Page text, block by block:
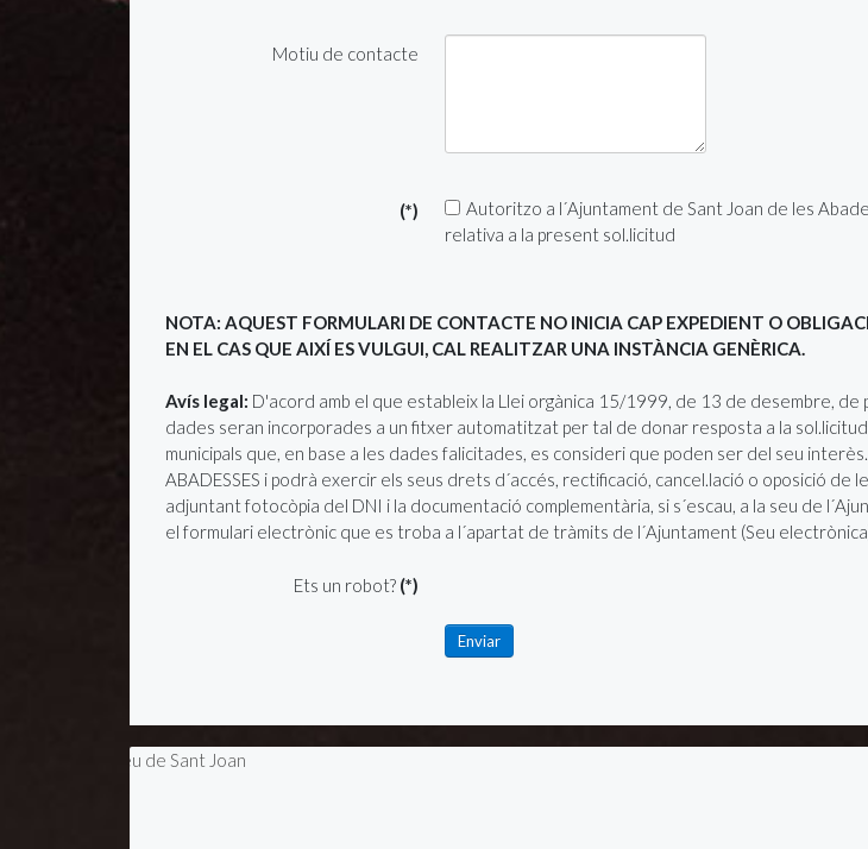
Motiu de contacte
(*)
Autoritzo a l´Ajuntament de Sant Joan de les
relativa a la present sol.licitud
NOTA: AQUEST FORMULARI DE CONTACTE NO INICIA CAP EXPEDIENT O
EN EL CAS QUE AIXÍ ES VULGUI, CAL REALITZAR UNA INSTÀNCIA GENÈRICA.
Avís legal:
dades seran incorporades a un fitxer automatitzat per tal de donar resposta a la
municipals que, en base a les dades falicitades, es consideri que poden ser del seu interès.
ABADESSES i podrà exercir els seus drets d´accés, rectificació, cancel.lació o oposició
adjuntant fotocòpia del DNI i la documentació complementària, si s´escau, a la seu de
el formulari electrònic que es troba a l´apartat de tràmits de l´Ajuntament (Seu
Ets un robot? (*)
Enviar